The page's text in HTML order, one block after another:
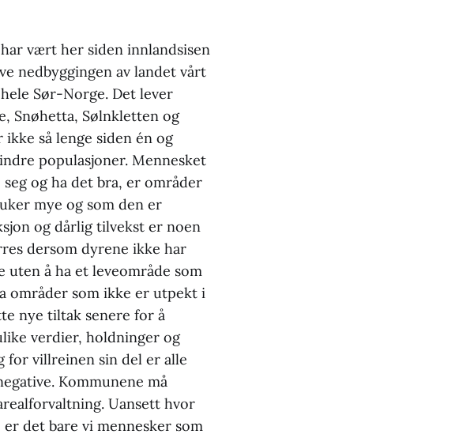
vært her siden innlandsisen
nedbyggingen av landet vårt
Sør-Norge. Det lever
Snøhetta, Sølnkletten og
så lenge siden én og
populasjoner. Mennesket
og ha det bra, er områder
mye og som den er
og dårlig tilvekst er noen
dersom dyrene ikke har
uten å ha et leveområde som
områder som ikke er utpekt i
nye tiltak senere for å
verdier, holdninger og
for villreinen sin del er alle
Kommunene må
Uansett hvor
det bare vi mennesker som